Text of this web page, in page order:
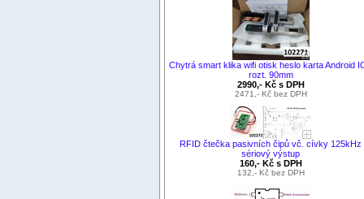
Chytrá smart klika wifi otisk heslo karta Android
rozt. 90mm
2990,- Kč s DPH
2471,- Kč bez DPH
RFID čtečka pasivních čipů vč. cívky 125kHz
sériový výstup
160,- Kč s DPH
132,- Kč bez DPH